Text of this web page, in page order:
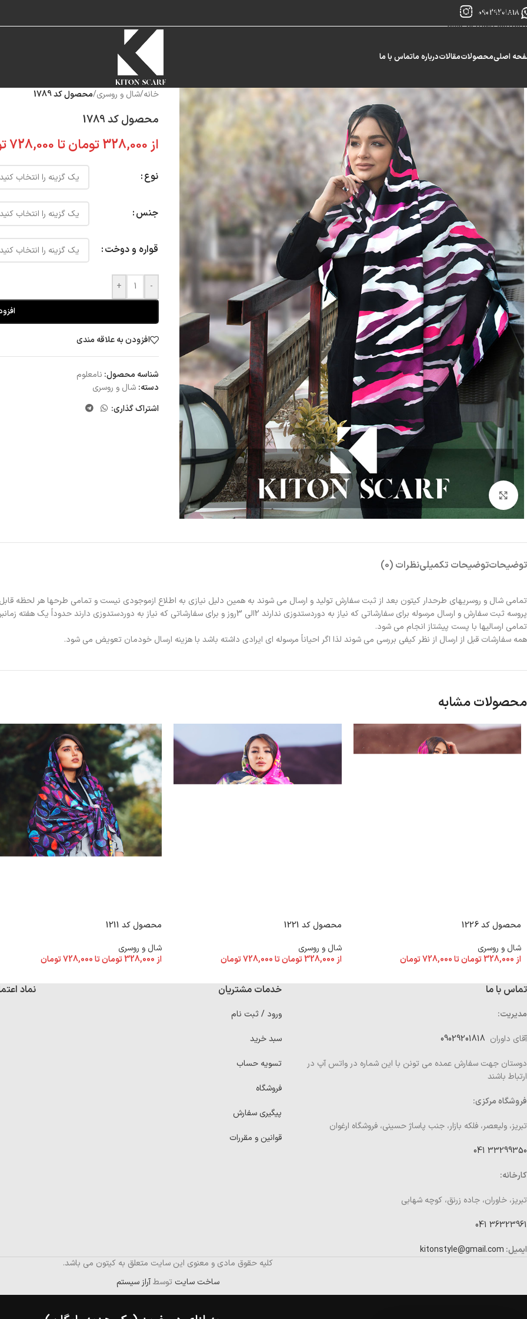
Skip to navigation
Skip to main content
09029201818
اصلیمحصولاتمقالاتدرباره ماتماس با ما
بزرگنمایی تصویر
خانه/شال و روسری/محصول کد 1789
محصول کد 1789
از328,000تومانتا 728,000
نوع
جنس
قواره و دوخت
-
+
افزودن به علاقه مندی
شناسه محصول: نامعلوم
دسته: شال و روسری
اشتراک گذاری:
توضیحاتتوضیحات تکمیلینظرات (0)
تمامی شال و روسریهای طرحدار کیتون بعد از ثبت سفارش تولید و ارسال می شوند به همین دلیل نیازی به اطلاع ازموجودی نیست و تمامی طرحها هر لحظه
پروسه ثبت سفارش و ارسال مرسوله برای سفارشاتی که نیاز به دوردستدوزی ندارند 2الی 3روز و برای سفارشاتی که نیاز به دوردستدوزی دارند حدوداً یک هفته زمانبر خواهد بود.
تمامی ارسالیها با پست پیشتاز انجام می شود.
همه سفارشات قبل از ارسال از نظر کیفی بررسی می شوند لذا اگر احیاناً مرسوله ای ایرادی داشته باشد با هزینه ارسال خودمان تعویض می شود.
محصولات مشابه
محصول کد 1226
شال و روسری
از328,000تومانتا728,000تومان
محصول کد 1221
شال و روسری
از328,000 تومانتا728,000تومان
محصول کد 1211
شال و روسری
از328,000تومانتا728,000تومان
تماس با ما
مدیریت:
آقای داوران
دوستان جهت سفارش عمده می تونن با این شماره در واتس آپ در
ارتباط باشند
فروشگاه مرکزی:
تبریز، ولیعصر، فلکه بازار، جنب پاساژ حسینی، فروشگاه ارغوان
33299350 041
کارخانه:
تبریز، خاوران، جاده زرنق، کوچه شهابی
36323961 041
ایمیل: kitonstyle@gmail.com
خدمات مشتریان
ورود / ثبت نام
سبد خرید
تسویه حساب
فروشگاه
پیگیری سفارش
قوانین و مقررات
نماد
کلیه حقوق مادی و معنوی این سایت متعلق به کیتون می باشد.
ساخت سایت توسطآراز سیستم